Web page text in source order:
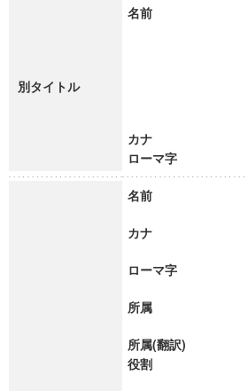
別タイトル
名前
カナ
ローマ字
名前
カナ
ローマ字
所属
所属(翻訳)
役割